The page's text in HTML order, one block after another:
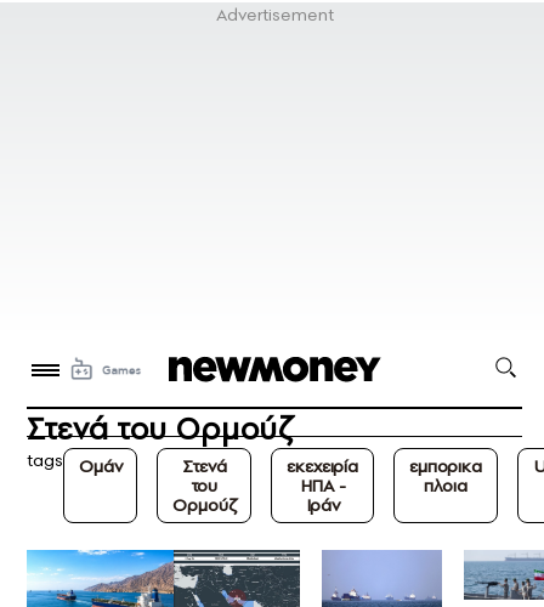
Στενά του Ορμούζ
tags Ομάν
Στενά
του
Ορμούζ
εκεχειρία
ΗΠΑ -
Ιράν
εμπορικα
πλοια